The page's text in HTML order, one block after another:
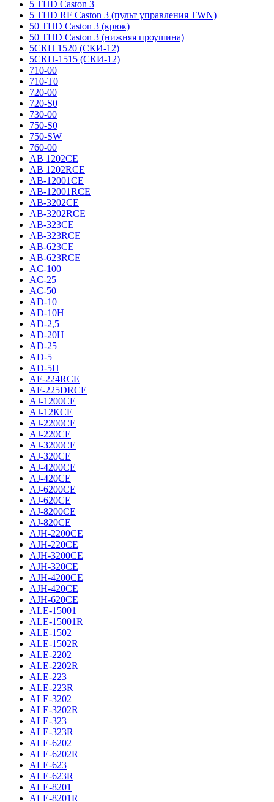
5 THD Caston 3
5 THD RF Caston 3 (пульт управления TWN)
50 THD Caston 3 (крюк)
50 THD Caston 3 (нижняя проушина)
5СКП 1520 (СКИ-12)
5СКП-1515 (СКИ-12)
710-00
710-T0
720-00
720-S0
730-00
750-S0
750-SW
760-00
AB 1202CE
AB 1202RCE
AB-12001CE
AB-12001RCE
AB-3202CE
AB-3202RCE
AB-323CE
AB-323RCE
AB-623CE
AB-623RCE
AC-100
AC-25
AC-50
AD-10
AD-10H
AD-2,5
AD-20H
AD-25
AD-5
AD-5H
AF-224RCE
AF-225DRCE
AJ-1200CE
AJ-12КCE
AJ-2200CE
AJ-220CE
AJ-3200CE
AJ-320CE
AJ-4200CE
AJ-420CE
AJ-6200CE
AJ-620CE
AJ-8200CE
AJ-820CE
AJH-2200CE
AJH-220CE
AJH-3200CE
AJH-320CE
AJH-4200CE
AJH-420CE
AJH-620CE
ALE-15001
ALE-15001R
ALE-1502
ALE-1502R
ALE-2202
ALE-2202R
ALE-223
ALE-223R
ALE-3202
ALE-3202R
ALE-323
ALE-323R
ALE-6202
ALE-6202R
ALE-623
ALE-623R
ALE-8201
ALE-8201R